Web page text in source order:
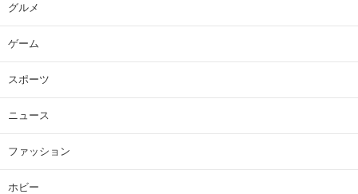
グルメ
ゲーム
スポーツ
ニュース
ファッション
ホビー